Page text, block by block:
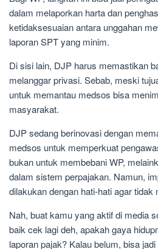
dalam melaporkan harta dan
ketidaksesuaian antara unggahan
laporan SPT yang minim.
Di sisi lain, DJP harus memastikan
melanggar privasi. Sebab, meski
untuk memantau medsos bisa
masyarakat.
DJP sedang berinovasi dengan
medsos untuk memperkuat
bukan untuk membebani WP,
dalam sistem perpajakan. Namun,
dilakukan dengan hati-hati agar
Nah, buat kamu yang aktif di media
baik cek lagi deh, apakah gaya
laporan pajak? Kalau belum, bisa